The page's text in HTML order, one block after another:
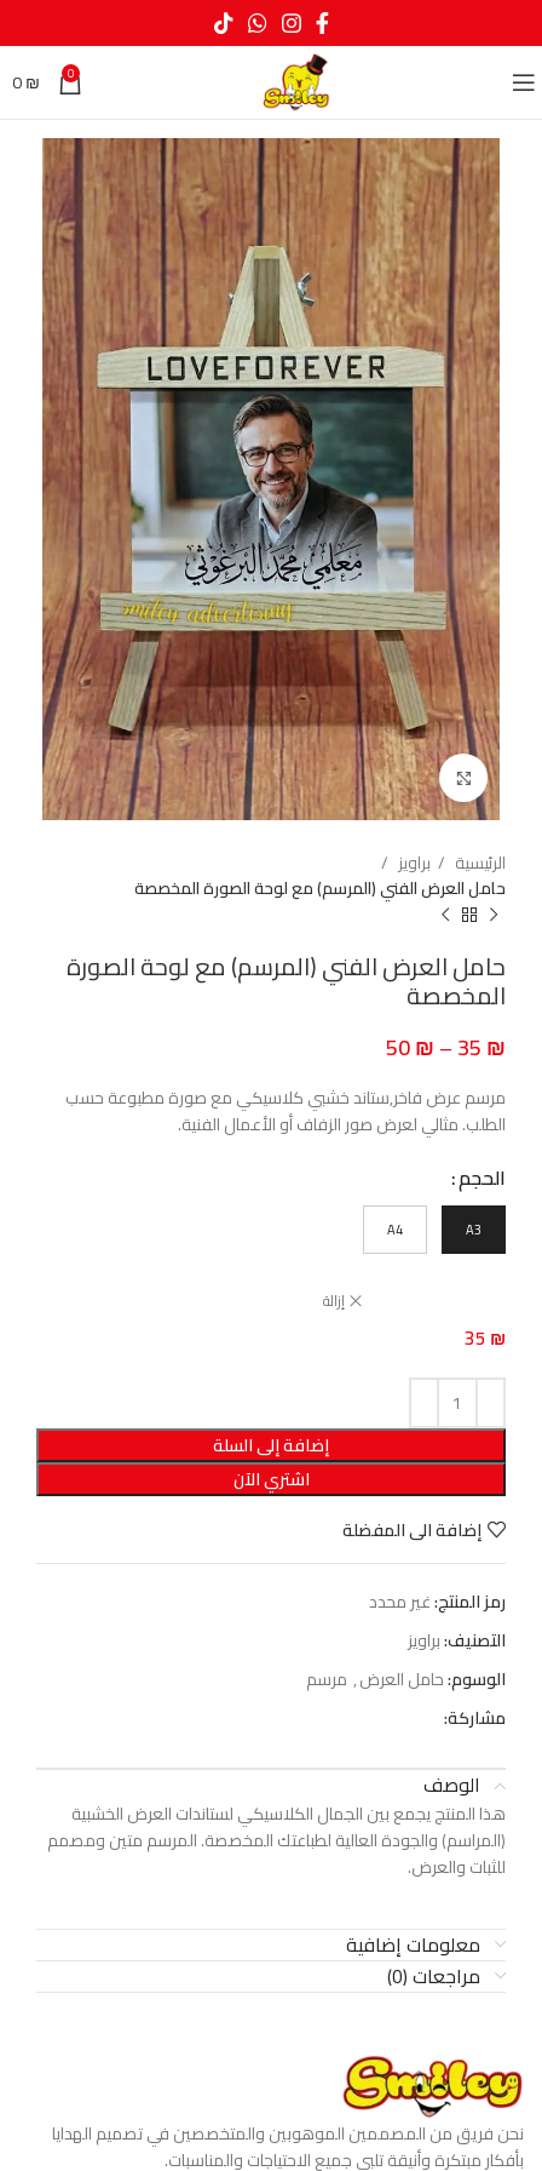
0
0₪
اضغط للتكبير
الرئيسية
براويز
حامل العرض الفني (المرسم) مع لوحة الصورة المخصصة
حامل العرض الفني (المرسم) مع لوحة الصورة
المخصصة
35₪
–
50₪
مرسم عرض فاخر,ستاند خشبي كلاسيكي مع صورة مطبوعة حسب
الطلب. مثالي لعرض صور الزفاف أو الأعمال الفنية.
الحجم
A3
A4
إزالة
35₪
إضافة إلى السلة
اشتري الآن
إضافة الى المفضلة
رمز المنتج:غير محدد
التصنيف:براويز
الوسوم:حامل العرض, مرسم
مشاركة:
الوصف
هذا المنتج يجمع بين الجمال الكلاسيكي لستاندات العرض الخشبية
(المراسم) والجودة العالية لطباعتك المخصصة. المرسم متين ومصمم
للثبات والعرض.
معلومات إضافية
مراجعات (0)
نحن فريق من المصممين الموهوبين والمتخصصين في تصميم الهدايا
بأفكار مبتكرة وأنيقة تلبي جميع الاحتياجات والمناسبات.